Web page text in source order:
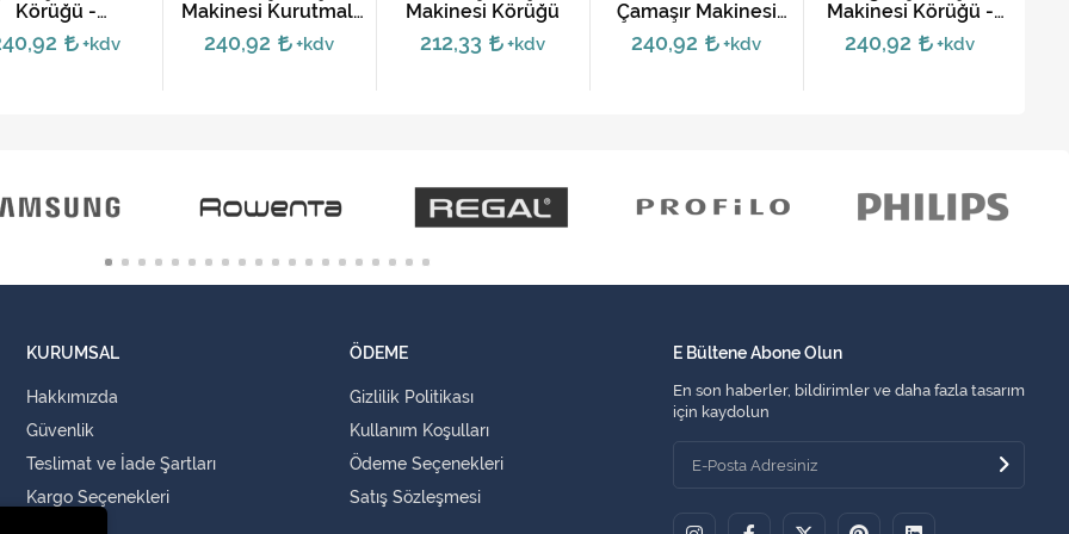
Körüğü -
+kdv
Makinesi Kurutmalı
Körük
240,92 +kdv
Makinesi Körüğü
212,33 +kdv
Çamaşır Makinesi
Körüğü
240,92 +kdv
Makinesi Körüğü -
42002568
240,92 +kdv
E Bültene Abone Olun
En son haberler, bildirimler ve daha fazla tasarım
için kaydolun
KURUMSAL
Hakkımızda
Güvenlik
Teslimat ve İade Şartları
Kargo Seçenekleri
ÖDEME
Gizlilik Politikası
Kullanım Koşulları
Ödeme Seçenekleri
Satış Sözleşmesi